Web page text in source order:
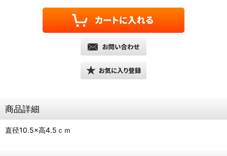
商品詳細
直径10.5×高4.5ｃｍ